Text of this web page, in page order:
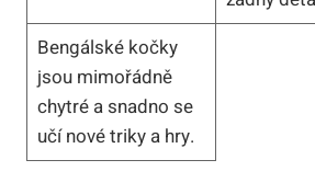
Bengálské ⁣kočky
jsou​ mimořádně
chytré a‍ snadno se
učí nové triky ​a⁤ hry.